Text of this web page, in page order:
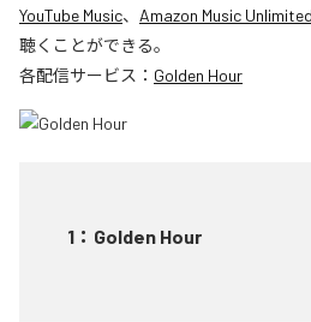
YouTube Music、 Amazon Music Unlimited
聴くことができる。
各配信サービス： Golden Hour
1 ： Golden Hour